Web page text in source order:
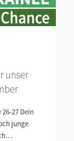
unser
27 Dein
junge